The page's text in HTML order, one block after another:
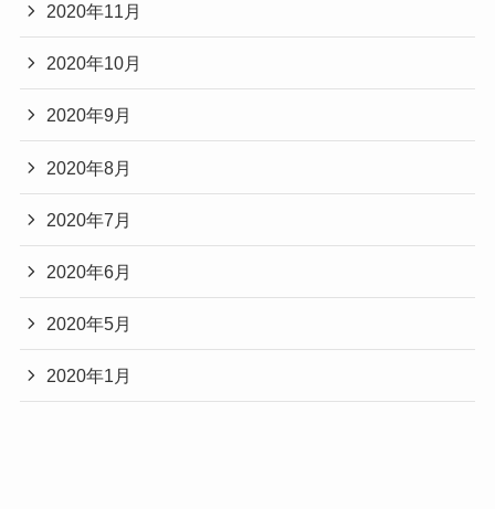
2020年11月
2020年10月
2020年9月
2020年8月
2020年7月
2020年6月
2020年5月
2020年1月